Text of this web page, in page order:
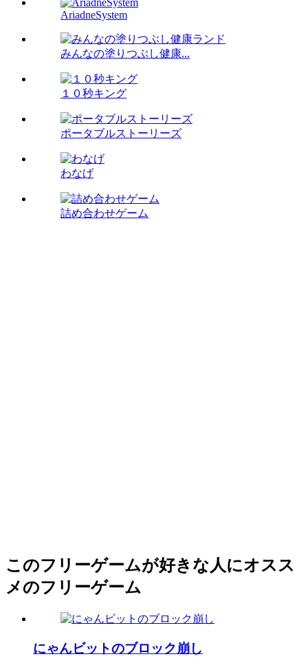
AriadneSystem
みんなの塗りつぶし健康...
１０秒キング
ポータブルストーリーズ
わなげ
詰め合わせゲーム
このフリーゲームが好きな人にオスス
メのフリーゲーム
にゃんビットのブロック崩し